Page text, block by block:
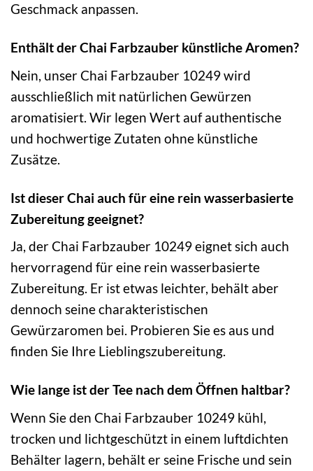
Geschmack anpassen.
Enthält der Chai Farbzauber künstliche Aromen?
Nein, unser Chai Farbzauber 10249 wird
ausschließlich mit natürlichen Gewürzen
aromatisiert. Wir legen Wert auf authentische
und hochwertige Zutaten ohne künstliche
Zusätze.
Ist dieser Chai auch für eine rein wasserbasierte
Zubereitung geeignet?
Ja, der Chai Farbzauber 10249 eignet sich auch
hervorragend für eine rein wasserbasierte
Zubereitung. Er ist etwas leichter, behält aber
dennoch seine charakteristischen
Gewürzaromen bei. Probieren Sie es aus und
finden Sie Ihre Lieblingszubereitung.
Wie lange ist der Tee nach dem Öffnen haltbar?
Wenn Sie den Chai Farbzauber 10249 kühl,
trocken und lichtgeschützt in einem luftdichten
Behälter lagern, behält er seine Frische und sein